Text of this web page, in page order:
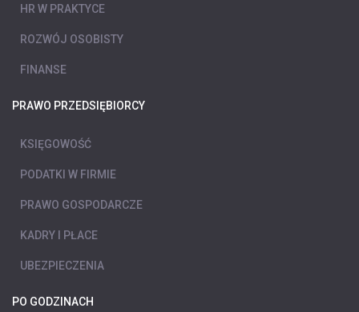
HR W PRAKTYCE
ROZWÓJ OSOBISTY
FINANSE
PRAWO PRZEDSIĘBIORCY
KSIĘGOWOŚĆ
PODATKI W FIRMIE
PRAWO GOSPODARCZE
KADRY I PŁACE
UBEZPIECZENIA
PO GODZINACH